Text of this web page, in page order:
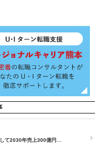
て2030年売上300億円…